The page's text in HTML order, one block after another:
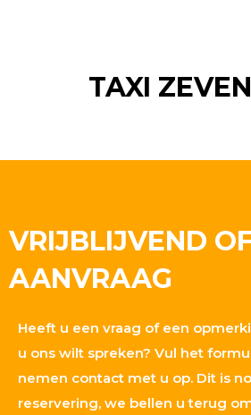
TAXI
VRIJBLIJVEND
AANVRAAG
Heeft u een vraag of een
u ons wilt spreken? Vul het
nemen contact met u op. Dit is
reservering, we bellen u terug